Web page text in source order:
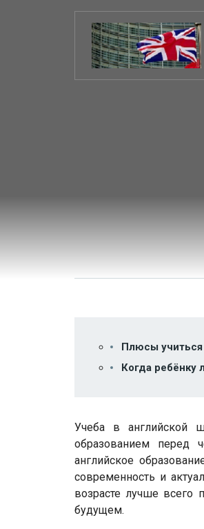
Плюсы учиться
Когда ребёнку
Учеба в английской
образованием перед
английское
современность и
возрасте лучше всего
будущем.